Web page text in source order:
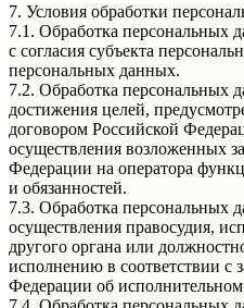
7. Условия обработки
7.1. Обработка персональных
с согласия субъекта
персональных данных.
7.2. Обработка персональных
достижения целей,
договором Российской
осуществления возложенных
Федерации на оператора
и обязанностей.
7.3. Обработка персональных
осуществления правосудия,
другого органа или
исполнению в соответствии с
Федерации об исполнительном